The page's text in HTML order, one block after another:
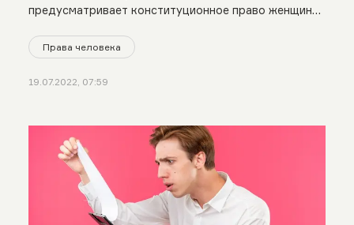
предусматривает конституционное право женщин
передал тем самым каждому штату автономность в
этом вопросе
Права человека
19.07.2022, 07:59